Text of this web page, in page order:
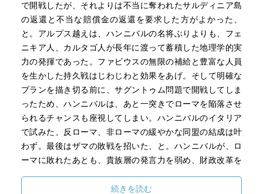
で開戦したが、それよりは不当に奪われたサルディニア島
の返還と不当な賠償金の返還を要求した方がよかった、
と。アルプス越えは、ハンニバルの名将ぶりよりも、フェ
ニキア人、カルタゴ人が長年に渡って蓄積した地理学的実
力の発揮であった。ファビウスの無限の補給と豊富な人員
を生かした持久戦はじわじわと効果をあげ。そして明確な
プランを描き切る前に、サグントゥム問題で開戦してしま
ったため、ハンニバルは、あと一突きでローマを陥落させ
られるチャンスも座視してしまい。ハンニバルのイタリア
で試みた、反ローマ、非ローマの緩やかな同盟の結成は叶
わず。最後はザマの敗戦を招いた、と。ハンニバルが、ロ
ーマに敗れたあとも、貴族層の発言力を弱め、財政改革を
改革が反発を受け、国外に逃亡し、シリア王のブレーンと
続きを読む